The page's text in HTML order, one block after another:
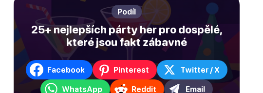
Podíl
25+ nejlepších párty her pro dospělé,
které jsou fakt zábavné
Facebook Pinterest Twitter / X
WhatsApp Reddit Email